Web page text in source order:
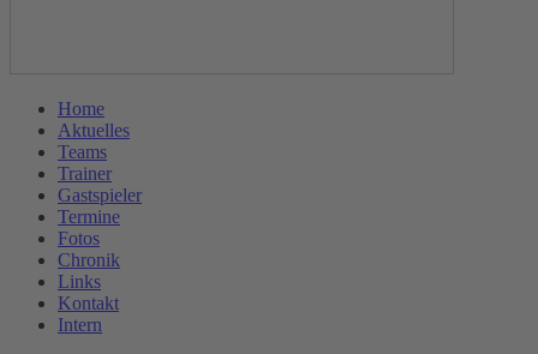
Home
Aktuelles
Teams
Trainer
Gastspieler
Termine
Fotos
Chronik
Links
Kontakt
Intern